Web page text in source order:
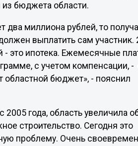
из бюджета области.
два миллиона рублей, то
выплатить сам участник.
это ипотека. Ежемесячные
с учетом компенсации,
областной бюджет», - пояснил
2005 года, область увеличила
строительство. Сегодня это
проблему. Очень